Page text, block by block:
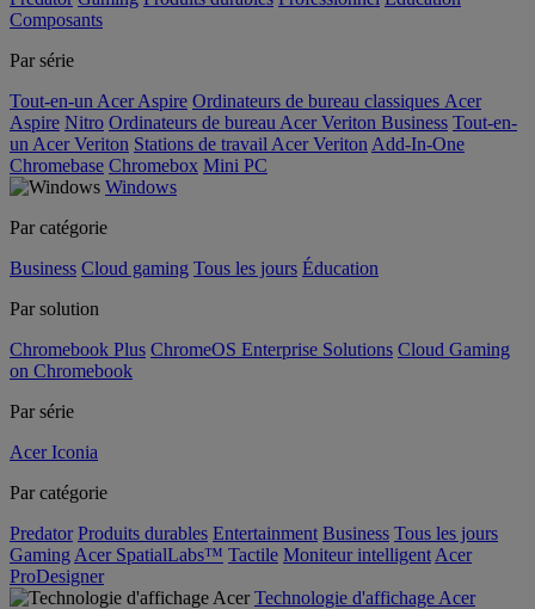
Composants
Par série
Tout-en-un Acer Aspire Ordinateurs de bureau classiques Acer
Aspire Nitro Ordinateurs de bureau Acer Veriton Business Tout-en-
un Acer Veriton Stations de travail Acer Veriton Add-In-One
Chromebase Chromebox Mini PC
Windows
Par catégorie
Business Cloud gaming Tous les jours Éducation
Par solution
Chromebook Plus ChromeOS Enterprise Solutions Cloud Gaming
on Chromebook
Par série
Acer Iconia
Par catégorie
Predator Produits durables Entertainment Business Tous les jours
Gaming Acer SpatialLabs™ Tactile Moniteur intelligent Acer
ProDesigner
Technologie d'affichage Acer